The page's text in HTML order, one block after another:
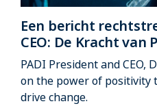
Een bericht
CEO: De Kracht van
PADI President and CEO,
on the power of positivity
drive change.